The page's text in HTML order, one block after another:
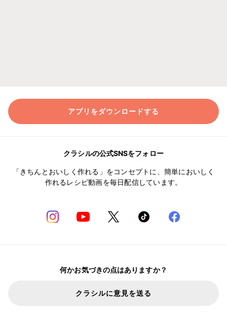
アプリをダウンロードする
クラシルの公式SNSをフォロー
「きちんとおいしく作れる」をコンセプトに、簡単においしく
作れるレシピ動画を毎日配信しています。
何かお気づきの点はありますか？
クラシルに意見を送る